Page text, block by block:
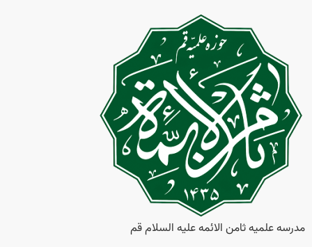
مدرسه علمیه ثامن‌ الائمه علیه السلام قم